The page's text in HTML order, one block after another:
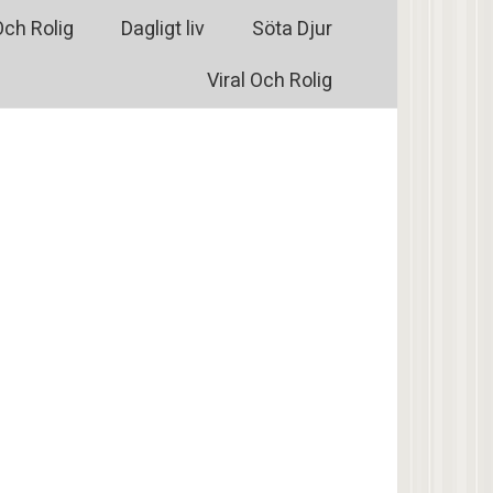
Rolig Dagligt liv Söta Djur
Viral Och Rolig